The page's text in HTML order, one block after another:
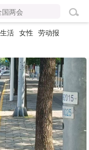
生活 女性 劳动报